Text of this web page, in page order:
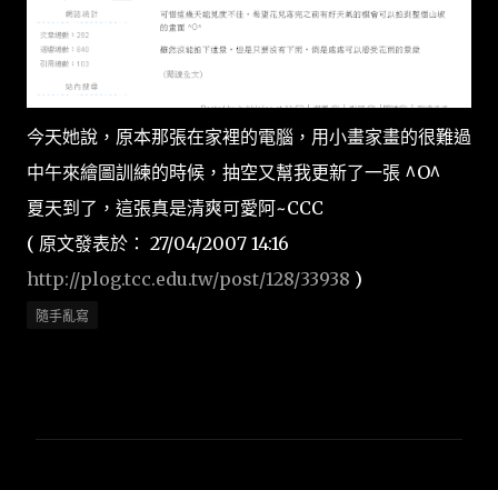
今天她說，原本那張在家裡的電腦，用小畫家畫的很難過
中午來繪圖訓練的時候，抽空又幫我更新了一張 ^O^
夏天到了，這張真是清爽可愛阿~CCC
( 原文發表於： 27/04/2007 14:16
http://plog.tcc.edu.tw/post/128/33938 )
隨手亂寫